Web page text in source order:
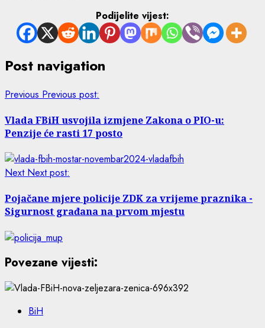
Podijelite vijest:
Post navigation
Previous Previous post:
Vlada FBiH usvojila izmjene Zakona o PIO-u:
Penzije će rasti 17 posto
Next Next post:
Pojačane mjere policije ZDK za vrijeme praznika -
Sigurnost građana na prvom mjestu
Povezane vijesti:
BiH